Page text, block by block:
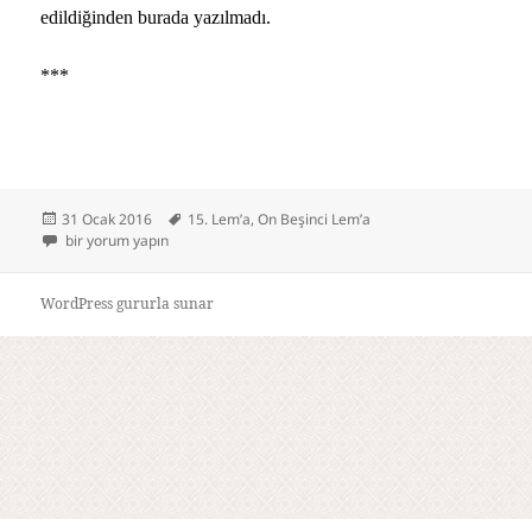
edildiğinden burada yazılmadı.
***
Yayın
tarihi
31 Ocak 2016 Etiketler
15. Lem’a,On Beşinci Lem’a
On Beşinci Lem’a için
bir yorum yapın
WordPress gururla sunar